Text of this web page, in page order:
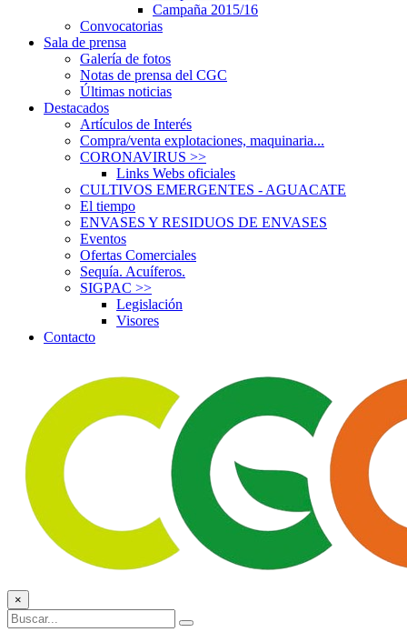
Campaña 2015/16
Convocatorias
Sala de prensa
Galería de fotos
Notas de prensa del CGC
Últimas noticias
Destacados
Artículos de Interés
Compra/venta explotaciones, maquinaria...
CORONAVIRUS >>
Links Webs oficiales
CULTIVOS EMERGENTES - AGUACATE
El tiempo
ENVASES Y RESIDUOS DE ENVASES
Eventos
Ofertas Comerciales
Sequía. Acuíferos.
SIGPAC >>
Legislación
Visores
Contacto
×